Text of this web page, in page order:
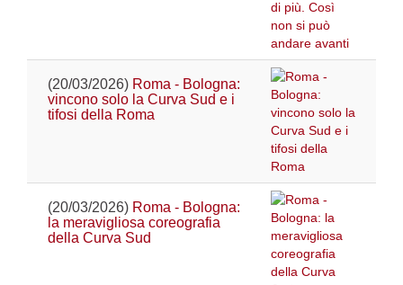
(20/03/2026) Roma - Bologna:
vincono solo la Curva Sud e i
tifosi della Roma
(20/03/2026) Roma - Bologna:
la meravigliosa coreografia
della Curva Sud